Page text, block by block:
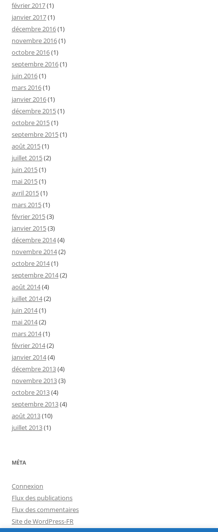
février 2017(1)
janvier 2017(1)
décembre 2016(1)
novembre 2016(1)
octobre 2016(1)
septembre 2016(1)
juin 2016(1)
mars 2016(1)
janvier 2016(1)
décembre 2015(1)
octobre 2015(1)
septembre 2015(1)
août 2015(1)
juillet 2015(2)
juin 2015(1)
mai 2015(1)
avril 2015(1)
mars 2015(1)
février 2015(3)
janvier 2015(3)
décembre 2014(4)
novembre 2014(2)
octobre 2014(1)
septembre 2014(2)
août 2014(4)
juillet 2014(2)
juin 2014(1)
mai 2014(2)
mars 2014(1)
février 2014(2)
janvier 2014(4)
décembre 2013(4)
novembre 2013(3)
octobre 2013(4)
septembre 2013(4)
août 2013(10)
juillet 2013(1)
MÉTA
Connexion
Flux des publications
Flux des commentaires
Site de WordPress-FR